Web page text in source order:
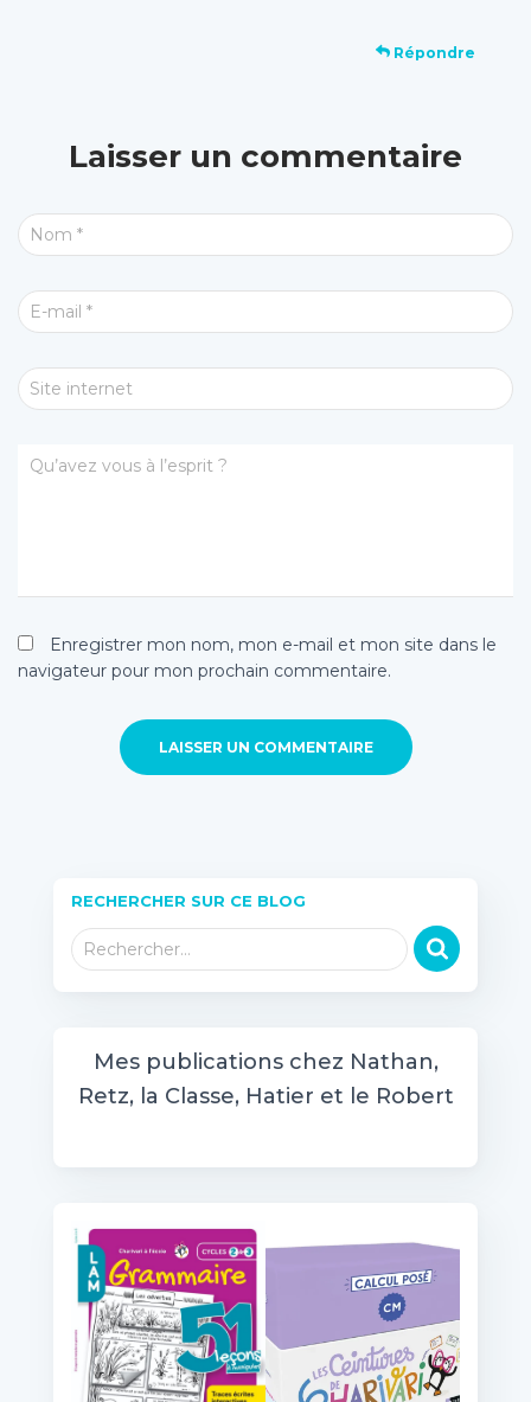
Répondre
Laisser un commentaire
Nom *
E-mail *
Site internet
Qu’avez vous à l’esprit ?
Enregistrer mon nom, mon e-mail et mon site dans le
navigateur pour mon prochain commentaire.
RECHERCHER SUR CE BLOG
R Rechercher…
Mes publications chez Nathan,
Retz, la Classe, Hatier et le Robert